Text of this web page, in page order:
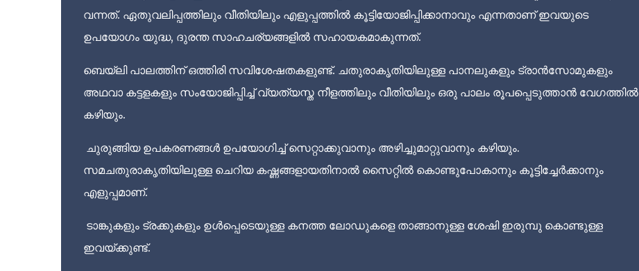
വന്നത്. ഏതുവലിപ്പത്തിലും വീതിയിലും എളുപ്പത്തിൽ കൂട്ടിയോജിപ്പിക്കാനാവും എന്നതാണ് ഇവയുടെ
ഉപയോഗം യുദ്ധ, ദുരന്ത സാഹചര്യങ്ങളിൽ സഹായകമാകുന്നത്.
ബെയ്‌ലി പാലത്തിന് ഒത്തിരി സവിശേഷതകളുണ്ട്. ചതുരാകൃതിയിലുള്ള പാനലുകളും ട്രാൻസോമുകളും
അഥവാ കട്ടളകളും സംയോജിപ്പിച്ച് വ്യത്യസ്ത നീളത്തിലും വീതിയിലും ഒരു പാലം രൂപപ്പെടുത്താൻ വേഗത്തിൽ
കഴിയും.
ചുരുങ്ങിയ ഉപകരണങ്ങൾ ഉപയോഗിച്ച് സെറ്റാക്കുവാനും അഴിച്ചുമാറ്റുവാനും കഴിയും.
സമചതുരാകൃതിയിലുള്ള ചെറിയ കഷ്ണങ്ങളായതിനാൽ സൈറ്റിൽ കൊണ്ടുപോകാനും കൂട്ടിച്ചേർക്കാനും
എളുപ്പമാണ്.
ടാങ്കുകളും ട്രക്കുകളും ഉൾപ്പെടെയുള്ള കനത്ത ലോഡുകളെ താങ്ങാനുള്ള ശേഷി ഇരുമ്പു കൊണ്ടുള്ള
ഇവയ്ക്കുണ്ട്.